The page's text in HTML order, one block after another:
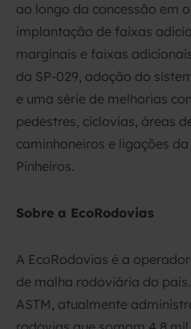
ao longo da concessão em
implantação de faixas
marginais e faixas
da SP-029, adoção do
e uma série de melhorias
pedestres, ciclovias, áreas
caminhoneiros e ligações
Pinheiros.
Sobre a EcoRodovias
A EcoRodovias é a
de malha rodoviária do
ASTM, atualmente